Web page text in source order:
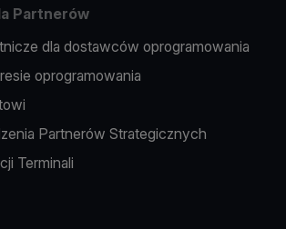
Partnerów
dla dostawców oprogramowania
oprogramowania
Partnerów Strategicznych
Terminali